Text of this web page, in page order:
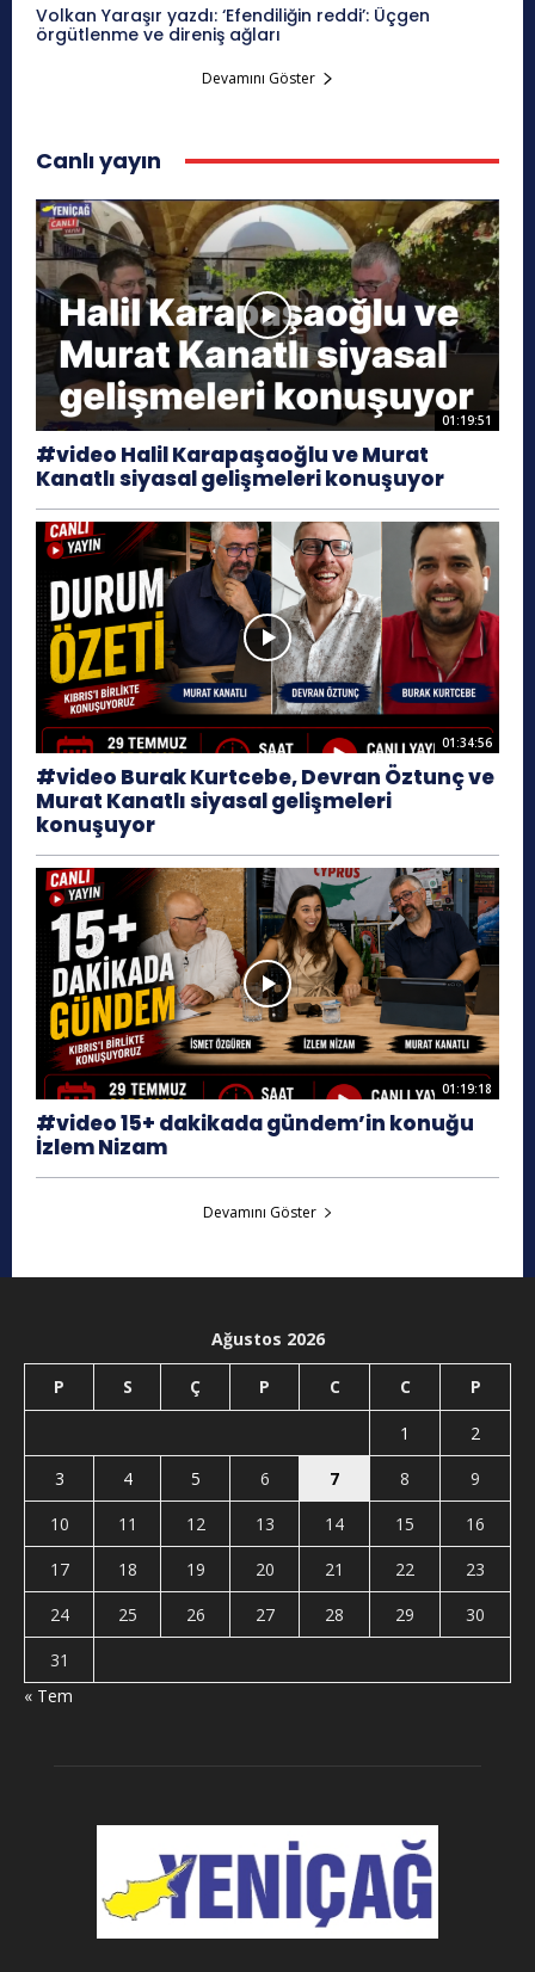
Volkan Yaraşır yazdı: ‘Efendiliğin reddi’: Üçgen
örgütlenme ve direniş ağları
Devamını Göster
Canlı yayın
01:19:51
#video Halil Karapaşaoğlu ve Murat
Kanatlı siyasal gelişmeleri konuşuyor
01:34:56
#video Burak Kurtcebe, Devran Öztunç ve
Murat Kanatlı siyasal gelişmeleri
konuşuyor
01:19:18
#video 15+ dakikada gündem’in konuğu
İzlem Nizam
Devamını Göster
Ağustos 2026
P S Ç P C C P
1
2
3
4 5 6 7 8
9
10
11 12 13 14 15
16
17
18 19 20 21 22
23
24
25 26 27 28 29
30
31
« Tem